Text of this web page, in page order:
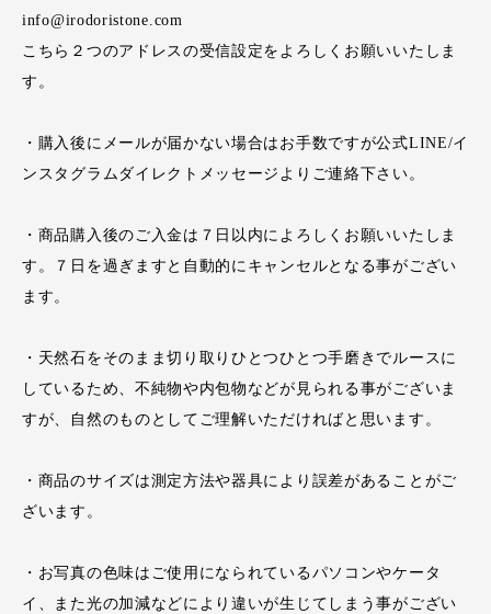
info@irodoristone.com
こちら２つのアドレスの受信設定をよろしくお願いいたしま
す。
・購入後にメールが届かない場合はお手数ですが公式LINE/イ
ンスタグラムダイレクトメッセージよりご連絡下さい。
・商品購入後のご入金は７日以内によろしくお願いいたしま
す。７日を過ぎますと自動的にキャンセルとなる事がござい
ます。
・天然石をそのまま切り取りひとつひとつ手磨きでルースに
しているため、不純物や内包物などが見られる事がございま
すが、自然のものとしてご理解いただければと思います。
・商品のサイズは測定方法や器具により誤差があることがご
ざいます。
・お写真の色味はご使用になられているパソコンやケータ
イ、また光の加減などにより違いが生じてしまう事がござい